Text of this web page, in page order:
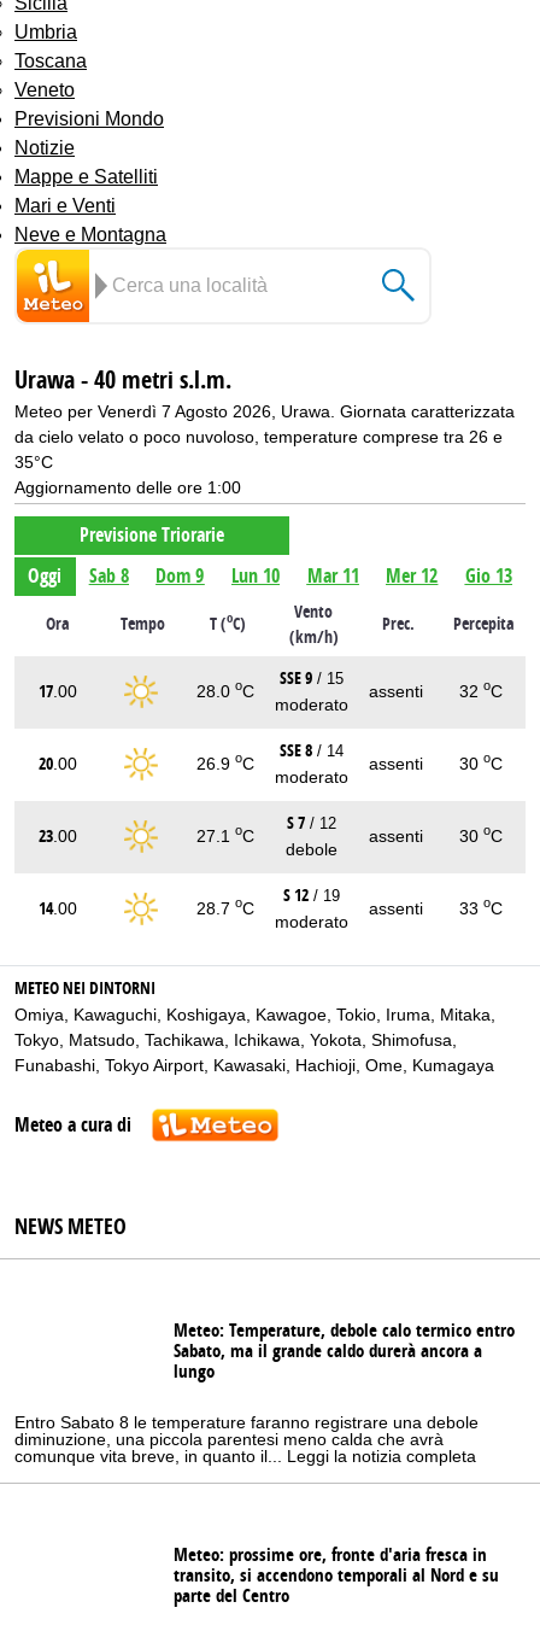
Umbria
Toscana
Veneto
Previsioni Mondo
Notizie
Mappe e Satelliti
Mari e Venti
Neve e Montagna
Urawa - 40 metri s.l.m.
Meteo per Venerdì 7 Agosto 2026, Urawa. Giornata caratterizzata
da cielo velato o poco nuvoloso, temperature comprese tra 26 e
35°C
Aggiornamento delle ore 1:00
Previsione Triorarie
Oggi
Sab 8 Dom 9 Lun 10 Mar 11 Mer 12 Gio 13
Ora Tempo T (oC)
Vento
(km/h)
Prec. Percepita
17 .00 28.0 oC
SSE 9 / 15
moderato
assenti 32 oC
20 .00 26.9 oC
SSE 8 / 14
moderato
assenti 30 oC
23 .00 27.1 oC
S 7 / 12
debole
assenti 30 oC
14.00 28.7 oC
S 12 / 19
moderato
assenti 33 oC
METEO NEI DINTORNI
Omiya Kawaguchi Koshigaya Kawagoe Tokio Iruma Mitaka
Tokyo Matsudo Tachikawa Ichikawa Yokota Shimofusa
Funabashi Tokyo Airport Kawasaki Hachioji Ome Kumagaya
Meteo a cura di
NEWS METEO
Meteo: Temperature, debole calo termico entro
Sabato, ma il grande caldo durerà ancora a
lungo
Entro Sabato 8 le temperature faranno registrare una debole
diminuzione, una piccola parentesi meno calda che avrà
comunque vita breve, in quanto il... Leggi la notizia completa
Meteo: prossime ore, fronte d'aria fresca in
transito, si accendono temporali al Nord e su
parte del Centro